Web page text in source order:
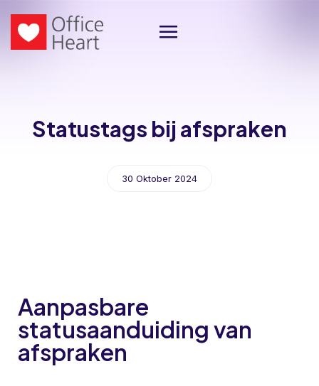
Statustags bij afspraken
30 Oktober 2024
Aanpasbare
statusaanduiding van
afspraken